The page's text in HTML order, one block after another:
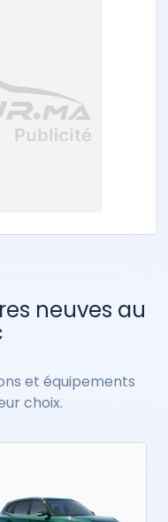
neuves au
et équipements
choix.